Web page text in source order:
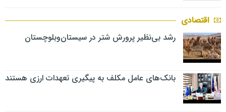
اقتصادی
رشد بی‌نظیر پرورش شتر در سیستان‌وبلوچستان
بانک‌های عامل مکلف به پیگیری تعهدات ارزی هستند